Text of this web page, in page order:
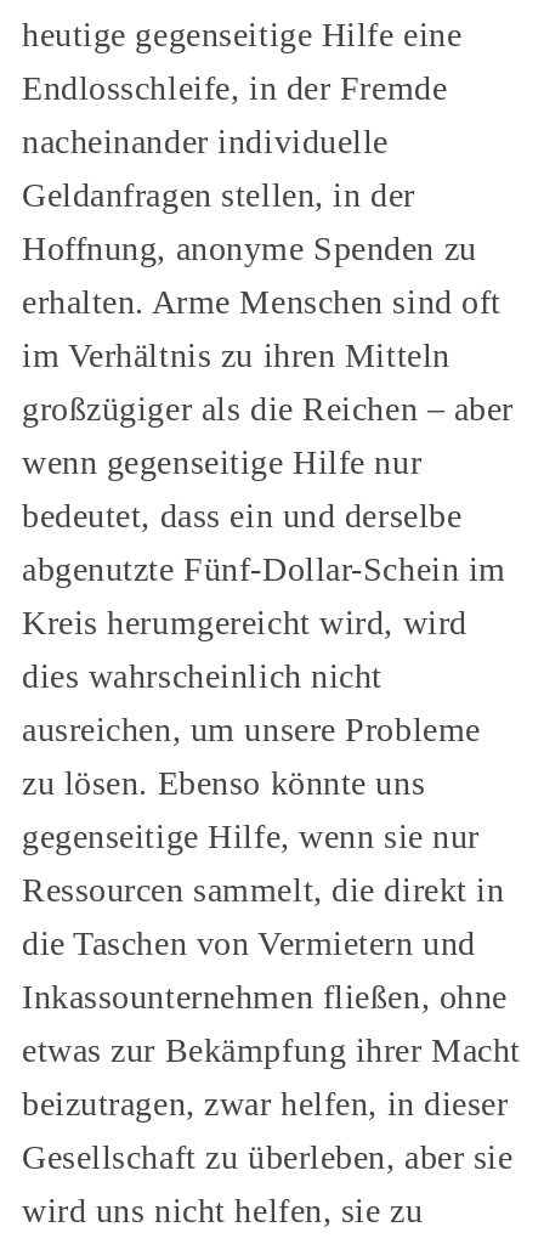
heutige gegenseitige Hilfe eine
Endlosschleife, in der Fremde
nacheinander individuelle
Geldanfragen stellen, in der
Hoffnung, anonyme Spenden zu
erhalten. Arme Menschen sind oft
im Verhältnis zu ihren Mitteln
großzügiger als die Reichen – aber
wenn gegenseitige Hilfe nur
bedeutet, dass ein und derselbe
abgenutzte Fünf-Dollar-Schein im
Kreis herumgereicht wird, wird
dies wahrscheinlich nicht
ausreichen, um unsere Probleme
zu lösen. Ebenso könnte uns
gegenseitige Hilfe, wenn sie nur
Ressourcen sammelt, die direkt in
die Taschen von Vermietern und
Inkassounternehmen fließen, ohne
etwas zur Bekämpfung ihrer Macht
beizutragen, zwar helfen, in dieser
Gesellschaft zu überleben, aber sie
wird uns nicht helfen, sie zu